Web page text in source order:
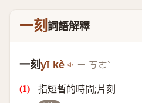
一刻 詞語解釋
一刻yī kè ㄧ ㄎㄜˋ
指短暫的時間;片刻